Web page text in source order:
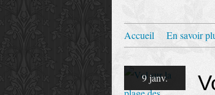
Accueil En savoir
9 janv.